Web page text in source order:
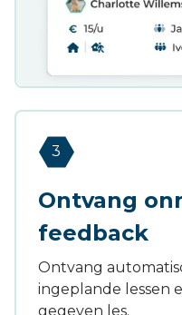
3
Ontvang
feedback
Ontvang
ingeplande lessen
gegeven les.